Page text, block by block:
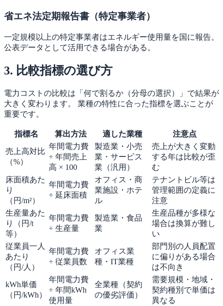
省エネ法定期報告書（特定事業者）
一定規模以上の特定事業者はエネルギー使用量を国に報告。
公表データとして活用できる場合がある。
3. 比較指標の選び方
電力コストの比較は「何で割るか（分母の選択）」で結果が
大きく変わります。 業種の特性に合った指標を選ぶことが
重要です。
指標名 算出方法 適した業種 注意点
売上高対比
（%）
年間電力費
÷ 年間売上
高 × 100
製造業・小売
業・サービス
業（汎用）
売上が大きく変動
する年は比較が歪
む
床面積あた
り
（円/m²）
年間電力費
÷ 延床面積
オフィス・商
業施設・ホテ
ル
テナントビル等は
管理範囲の定義に
注意
生産量あた
り（円/t
等）
年間電力費
÷ 生産量
製造業・食品
業
生産品種が多様な
場合は換算が難し
い
従業員一人
あたり
（円/人）
年間電力費
÷ 従業員数
オフィス業
種・IT業種
部門別の人員配置
に偏りがある場合
は不向き
kWh単価
（円/kWh）
年間電力費
÷ 年間kWh
使用量
全業種（契約
の優劣評価）
需要規模・地域・
契約種別で単価は
異なる